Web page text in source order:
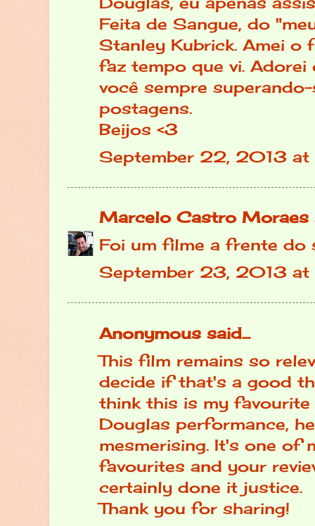
Feita de Sangue, do
Stanley Kubrick. Amei o
faz tempo que vi. Adorei
você sempre
postagens.
Beijos <3
September 22, 2013
Marcelo Castro Moraes
Foi um filme a frente do
September 23, 2013
Anonymous said...
This film remains so
decide if that's a good
think this is my favourite
Douglas performance,
mesmerising. It's one of
favourites and your
certainly done it justice.
Thank you for sharing!